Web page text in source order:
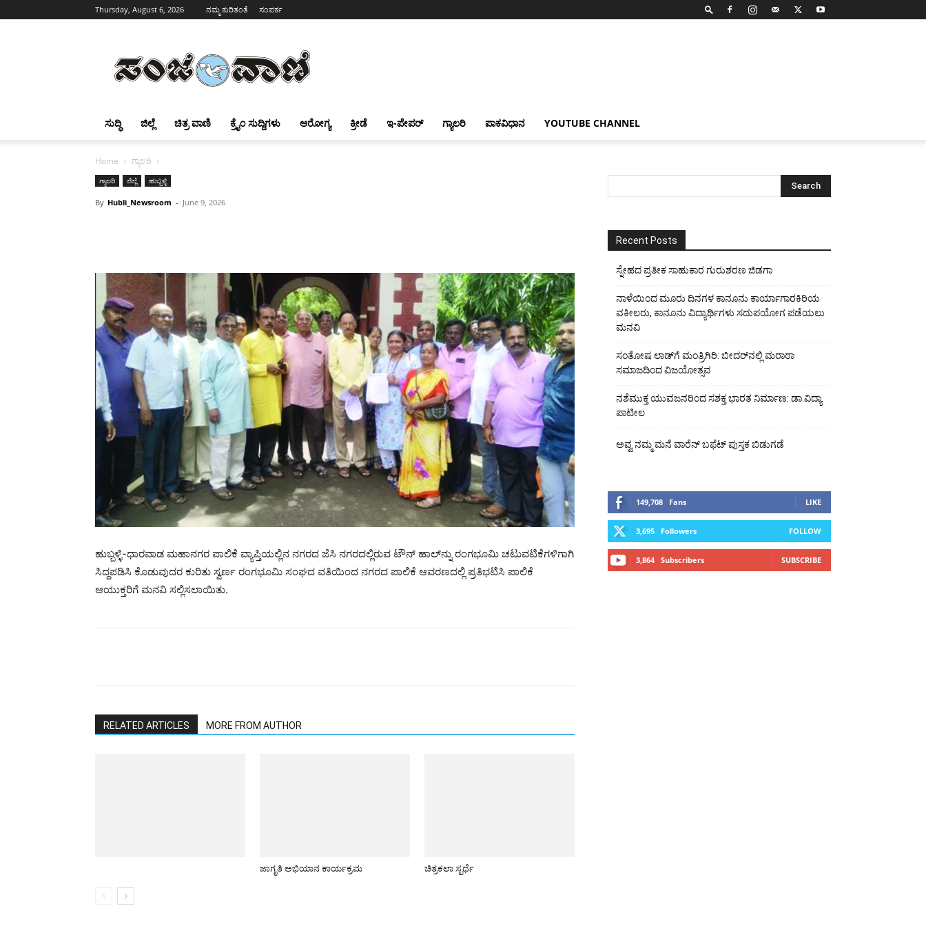
Thursday, August 6, 2026 ನಮ್ಮ ಕುರಿತಂತೆ ಸಂಪರ್ಕ
ಸುದ್ಧಿ ಜಿಲ್ಲೆ ಚಿತ್ರ ವಾಣಿ ಕ್ರೈಂ ಸುದ್ದಿಗಳು ಆರೋಗ್ಯ ಕ್ರೀಡೆ ಇ-ಪೇಪರ್ ಗ್ಯಾಲರಿ ಪಾಕವಿಧಾನ YOUTUBE CHANNEL
Home ಗ್ಯಾಲರಿ
ಗ್ಯಾಲರಿ ಜಿಲ್ಲೆ ಹುಬ್ಬಳ್ಳಿ
By Hubli_Newsroom - June 9, 2026
ಹುಬ್ಬಳ್ಳಿ-ಧಾರವಾಡ ಮಹಾನಗರ ಪಾಲಿಕೆ ವ್ಯಾಪ್ತಿಯಲ್ಲಿನ ನಗರದ ಜೆಸಿ ನಗರದಲ್ಲಿರುವ ಟೌನ್ ಹಾಲ್‌ನ್ನು ರಂಗಭೂಮಿ ಚಟುವಟಿಕೆಗಳಿಗಾಗಿ
ಸಿದ್ದಪಡಿಸಿ ಕೊಡುವುದರ ಕುರಿತು ಸ್ವರ್ಣ ರಂಗಭೂಮಿ ಸಂಘದ ವತಿಯಿಂದ ನಗರದ ಪಾಲಿಕೆ ಆವರಣದಲ್ಲಿ ಪ್ರತಿಭಟಿಸಿ ಪಾಲಿಕೆ
ಆಯುಕ್ತರಿಗೆ ಮನವಿ ಸಲ್ಲಿಸಲಾಯಿತು.
RELATED ARTICLES MORE FROM AUTHOR
ಜಾಗೃತಿ ಅಭಿಯಾನ ಕಾರ್ಯಕ್ರಮ ಚಿತ್ರಕಲಾ ಸ್ಪರ್ಧೆ
Recent Posts
ಸ್ನೇಹದ ಪ್ರತೀಕ ಸಾಹುಕಾರ ಗುರುಶರಣ ಜಿಡಗಾ
ನಾಳೆಯಿಂದ ಮೂರು ದಿನಗಳ ಕಾನೂನು ಕಾರ್ಯಾಗಾರಕಿರಿಯ
ವಕೀಲರು, ಕಾನೂನು ವಿದ್ಯಾರ್ಥಿಗಳು ಸದುಪಯೋಗ ಪಡೆಯಲು
ಮನವಿ
ಸಂತೋಷ ಲಾಡ್‌ಗೆ ಮಂತ್ರಿಗಿರಿ: ಬೀದರ್‌ನಲ್ಲಿ ಮರಾಠಾ
ಸಮಾಜದಿಂದ ವಿಜಯೋತ್ಸವ
ನಶೆಮುಕ್ತ ಯುವಜನರಿಂದ ಸಶಕ್ತ ಭಾರತ ನಿರ್ಮಾಣ: ಡಾ.ವಿದ್ಯಾ
ಪಾಟೀಲ
ಅವ್ವ ನಮ್ಮ ಮನೆ ವಾರೆನ್ ಬಫೆಟ್ ಪುಸ್ತಕ ಬಿಡುಗಡೆ
149,708 Fans LIKE
3,695 Followers FOLLOW
3,864 Subscribers SUBSCRIBE